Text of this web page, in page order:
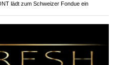
lädt zum Schweizer Fondue ein